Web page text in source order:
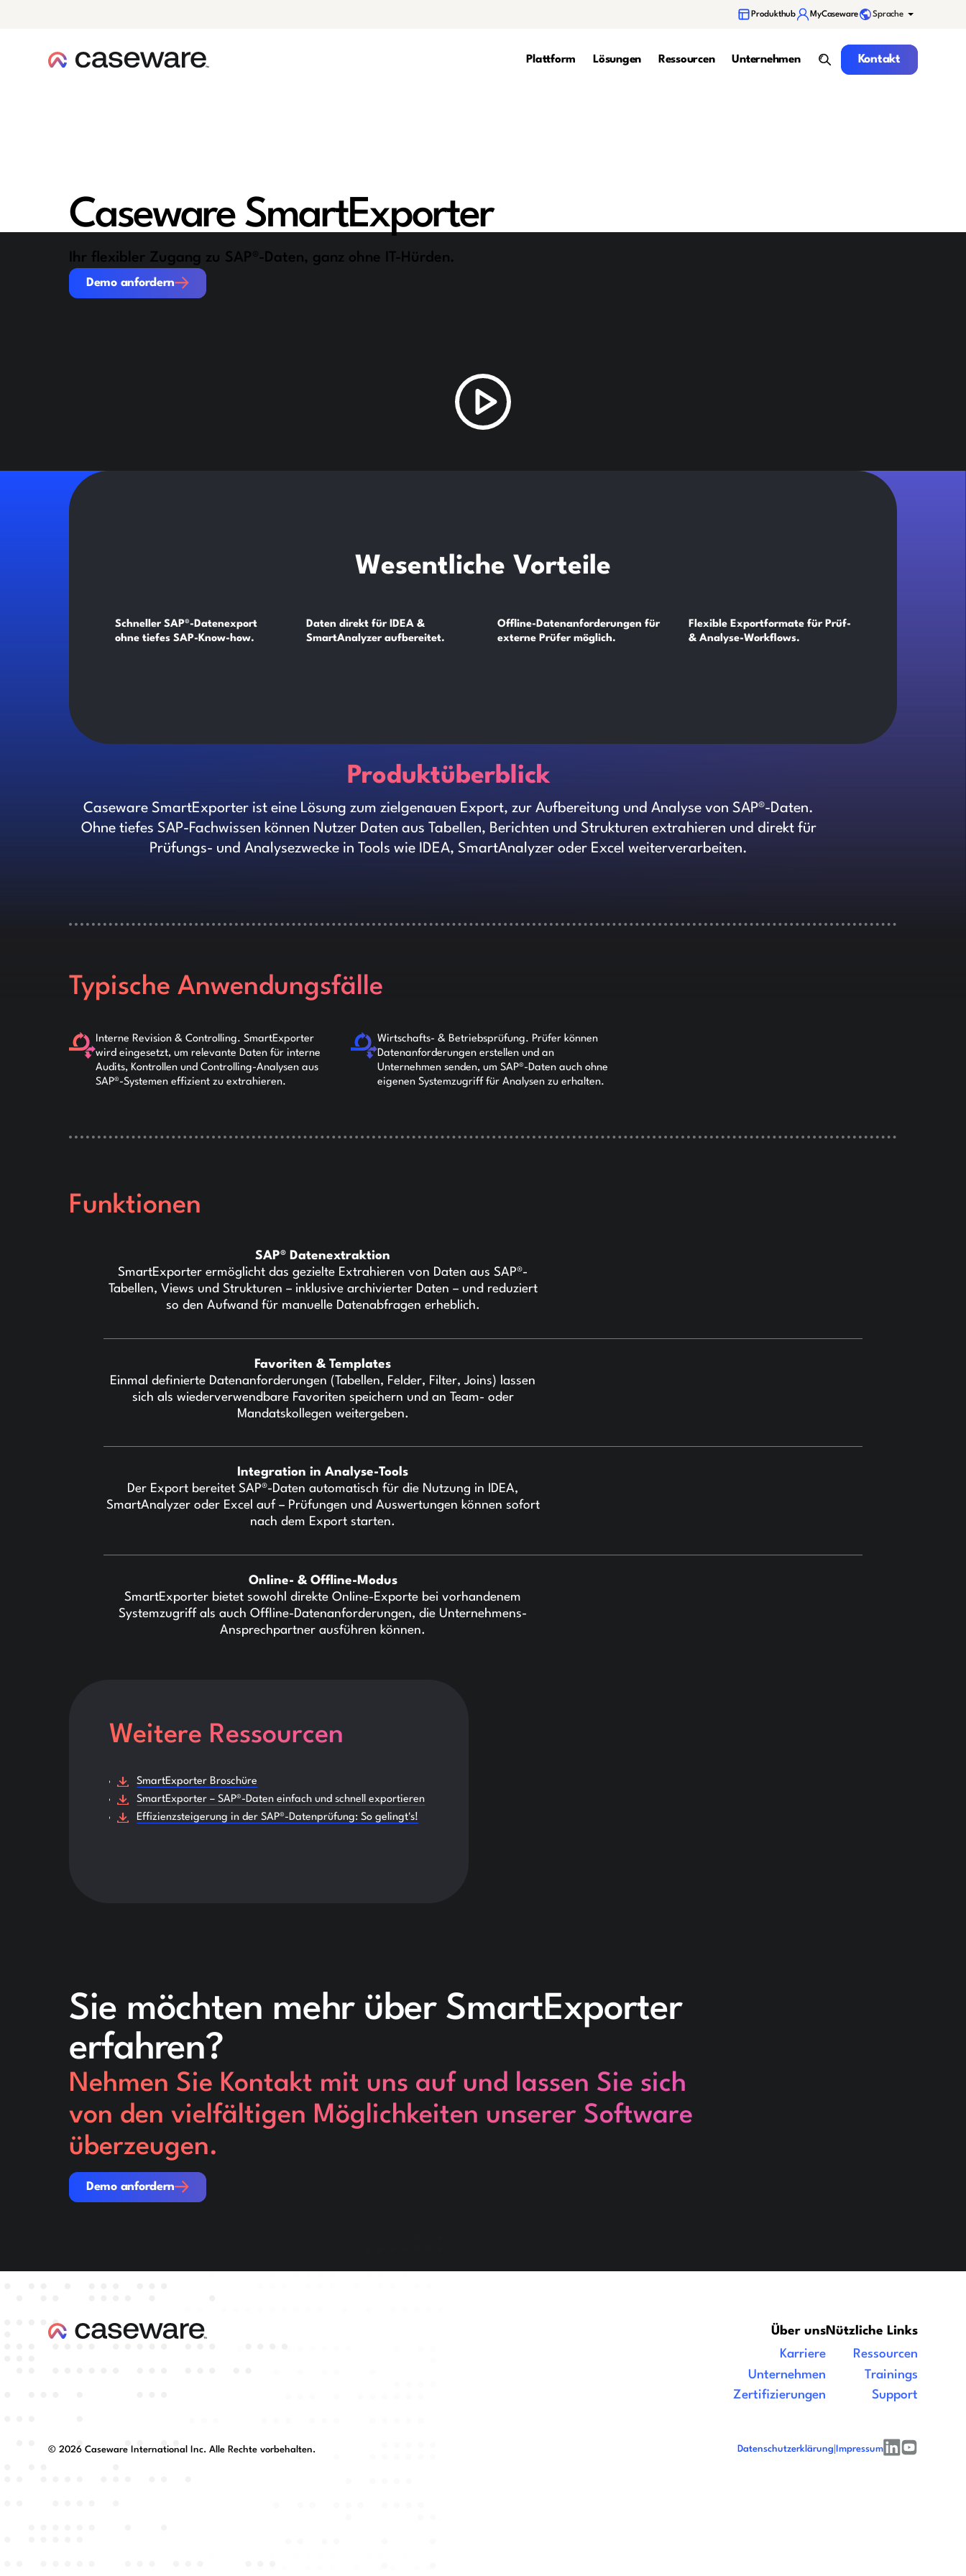
Produkthub MyCaseware Sprache
Plattform Lösungen Ressourcen Unternehmen
Suche
Kontakt
Kontakt
Caseware SmartExporter
Ihr flexibler Zugang zu SAP®-Daten, ganz ohne IT-Hürden.
Demo anfordern
Demo anfordern
Wesentliche Vorteile
Schneller SAP®-Datenexport
ohne tiefes SAP-Know-how.
Daten direkt für IDEA &
SmartAnalyzer aufbereitet.
Offline-Datenanforderungen für
externe Prüfer möglich.
Flexible Exportformate für Prüf-
& Analyse-Workflows.
Produktüberblick
Caseware SmartExporter ist eine Lösung zum zielgenauen Export, zur Aufbereitung und Analyse von SAP®-Daten.
Ohne tiefes SAP-Fachwissen können Nutzer Daten aus Tabellen, Berichten und Strukturen extrahieren und direkt für
Prüfungs- und Analysezwecke in Tools wie IDEA, SmartAnalyzer oder Excel weiterverarbeiten.
Typische Anwendungsfälle
Interne Revision & Controlling. SmartExporter
wird eingesetzt, um relevante Daten für interne
Audits, Kontrollen und Controlling-Analysen aus
SAP®-Systemen effizient zu extrahieren.
Wirtschafts- & Betriebsprüfung. Prüfer können
Datenanforderungen erstellen und an
Unternehmen senden, um SAP®-Daten auch ohne
eigenen Systemzugriff für Analysen zu erhalten.
Funktionen
SAP® Datenextraktion
SmartExporter ermöglicht das gezielte Extrahieren von Daten aus SAP®-
Tabellen, Views und Strukturen – inklusive archivierter Daten – und reduziert
so den Aufwand für manuelle Datenabfragen erheblich.
Favoriten & Templates
Einmal definierte Datenanforderungen (Tabellen, Felder, Filter, Joins) lassen
sich als wiederverwendbare Favoriten speichern und an Team- oder
Mandatskollegen weitergeben.
Integration in Analyse-Tools
Der Export bereitet SAP®-Daten automatisch für die Nutzung in IDEA,
SmartAnalyzer oder Excel auf – Prüfungen und Auswertungen können sofort
nach dem Export starten.
Online- & Offline-Modus
SmartExporter bietet sowohl direkte Online-Exporte bei vorhandenem
Systemzugriff als auch Offline-Datenanforderungen, die Unternehmens-
Ansprechpartner ausführen können.
Weitere Ressourcen
SmartExporter Broschüre
SmartExporter – SAP®-Daten einfach und schnell exportieren
Effizienzsteigerung in der SAP®-Datenprüfung: So gelingt's!
Sie möchten mehr über SmartExporter
erfahren?
Nehmen Sie Kontakt mit uns auf und lassen Sie sich
von den vielfältigen Möglichkeiten unserer Software
überzeugen.
Demo anfordern
Demo anfordern
Über uns
Karriere
Unternehmen
Zertifizierungen
Nützliche Links
Ressourcen
Trainings
Support
©2026 Caseware International Inc. Alle Rechte vorbehalten. Datenschutzerklärung Impressum